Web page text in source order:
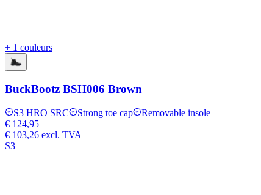
+ 1 couleurs
BuckBootz BSH006 Brown
S3 HRO SRC Strong toe cap
Removable insole
€ 124,95
€ 103,26 excl. TVA
S3